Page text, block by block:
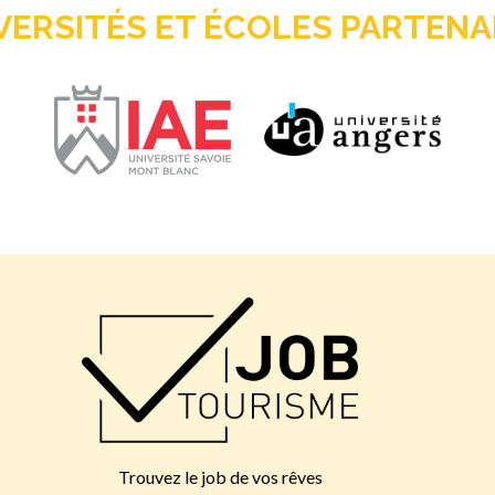
ET ÉCOLES
Trouvez le job de vos rêves